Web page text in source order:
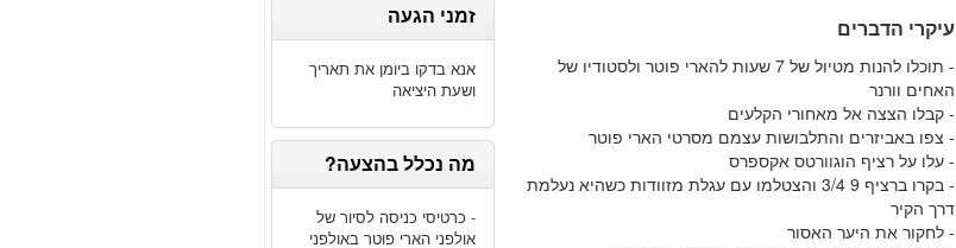
עיקרי הדברים
- תוכלו להנות מטיול של 7 שעות להארי פוטר ולסטודיו של
האחים וורנר
- קבלו הצצה אל מאחורי הקלעים
- צפו באביזרים והתלבושות עצמם מסרטי הארי פוטר
- עלו על רציף הוגוורטס אקספרס
- בקרו ברציף 9 3/4 והצטלמו עם עגלת מזוודות כשהיא נעלמת
דרך הקיר
- לחקור את היער האסור
זמני הגעה
אנא בדקו ביומן את תאריך
ושעת היציאה
מה נכלל בהצעה?
- כרטיסי כניסה לסיור של
אולפני הארי פוטר באולפני